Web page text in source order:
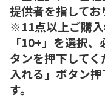
提供者を指してお
※11点以上ご購
「10+」を選択
タンを押下して
入れる」ボタン
す。